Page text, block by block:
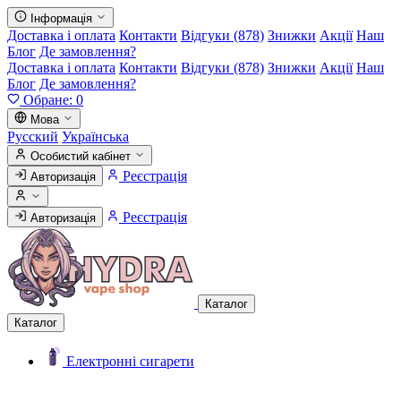
Інформація
Доставка і оплата Контакти Відгуки (878) Знижки Акції Наш
Блог Де замовлення?
Доставка і оплата Контакти Відгуки (878) Знижки Акції Наш
Блог Де замовлення?
Обране: 0
Мова
Русский Українська
Особистий кабінет
Авторизація
Реєстрація
Авторизація Реєстрація
Каталог
Каталог
Електронні сигарети